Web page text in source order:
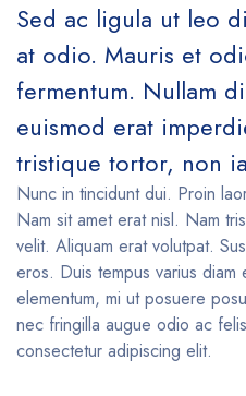
Sed ac ligula ut leo
at odio. Mauris et
fermentum. Nullam
euismod erat
tristique tortor, non
Nunc in tincidunt dui. Proin
Nam sit amet erat nisl. Nam
velit. Aliquam erat volutpat.
eros. Duis tempus varius
elementum, mi ut posuere
nec fringilla augue odio ac
consectetur adipiscing elit.